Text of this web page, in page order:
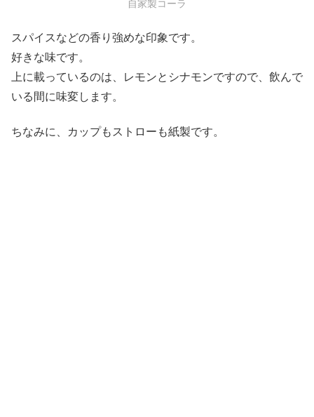
自家製コーラ
スパイスなどの香り強めな印象です。
好きな味です。
上に載っているのは、レモンとシナモンですので、飲んで
いる間に味変します。
ちなみに、カップもストローも紙製です。